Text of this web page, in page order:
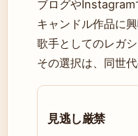
ブログやInstagram
キャンドル作品に
歌手としてのレガ
その選択は、同世
見逃し厳禁